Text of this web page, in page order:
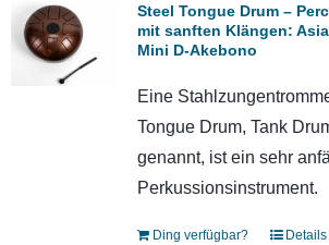
Steel Tongue Drum –
mit sanften Klängen:
Mini D-Akebono
Eine
Tongue Drum, Tank
genannt, ist ein sehr
Perkussionsinstrument.
Ding verfügbar? Details